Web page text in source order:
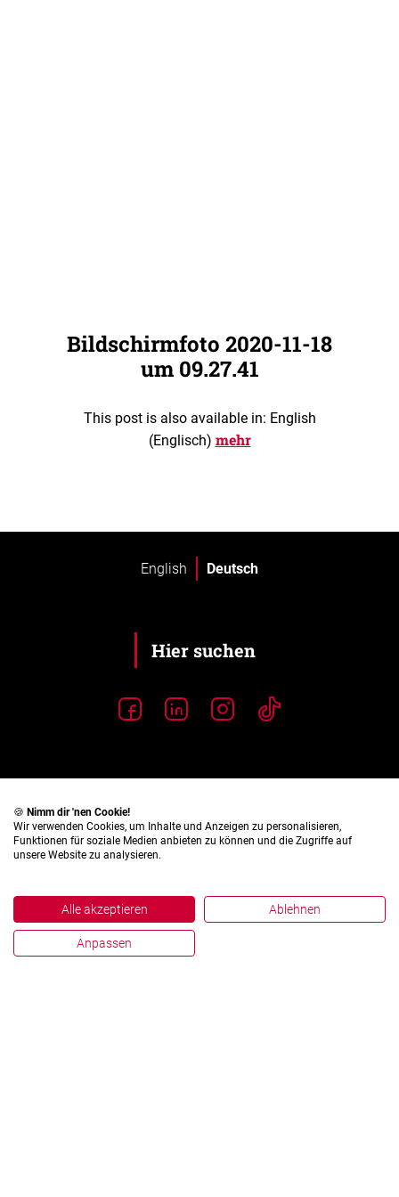
Bildschirmfoto 2020-11-18
um 09.27.41
This post is also available in: English
(Englisch) mehr
English Deutsch
🍪 Nimm dir 'nen Cookie!
Wir verwenden Cookies, um Inhalte und Anzeigen zu personalisieren,
Funktionen für soziale Medien anbieten zu können und die Zugriffe auf
unsere Website zu analysieren.
Alle akzeptieren Ablehnen
Anpassen